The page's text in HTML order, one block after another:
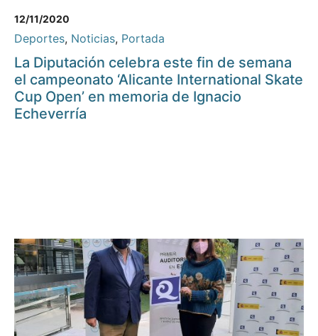
12/11/2020
Deportes, Noticias, Portada
La Diputación celebra este fin de semana
el campeonato ‘Alicante International Skate
Cup Open’ en memoria de Ignacio
Echeverría